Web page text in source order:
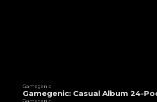
Gamegenic
Gamegenic: Casual Album 24-
Gamegenic